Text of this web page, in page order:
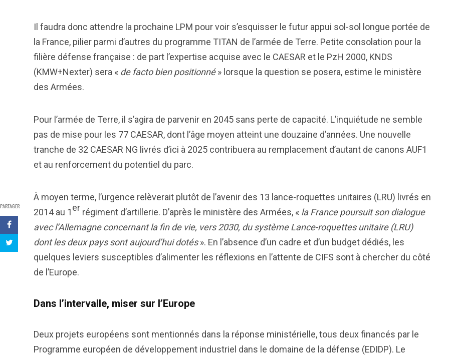
PARTAGER
Il faudra donc attendre la prochaine LPM pour voir s’esquisser le futur appui sol-sol longue portée de
la France, pilier parmi d’autres du programme TITAN de l’armée de Terre. Petite consolation pour la
filière défense française : de part l’expertise acquise avec le CAESAR et le PzH 2000, KNDS
(KMW+Nexter) sera « de facto bien positionné» lorsque la question se posera, estime le ministère
des Armées.
Pour l’armée de Terre, il s’agira de parvenir en 2045 sans perte de capacité. L’inquiétude ne semble
pas de mise pour les 77 CAESAR, dont l’âge moyen atteint une douzaine d’années. Une nouvelle
tranche de 32 CAESAR NG livrés d’ici à 2025 contribuera au remplacement d’autant de canons AUF1
et au renforcement du potentiel du parc.
À moyen terme, l’urgence relèverait plutôt de l’avenir des 13 lance-roquettes unitaires (LRU) livrés en
2014 au 1er régiment d’artillerie. D’après le ministère des Armées, « la France poursuit son dialogue
avec l’Allemagne concernant la fin de vie, vers 2030, du système Lance-roquettes unitaire (LRU)
dont les deux pays sont aujourd’hui dotés». En l’absence d’un cadre et d’un budget dédiés, les
quelques leviers susceptibles d’alimenter les réflexions en l’attente de CIFS sont à chercher du côté
de l’Europe.
Dans l’intervalle, miser sur l’Europe
Deux projets européens sont mentionnés dans la réponse ministérielle, tous deux financés par le
Programme européen de développement industriel dans le domaine de la défense (EDIDP). Le